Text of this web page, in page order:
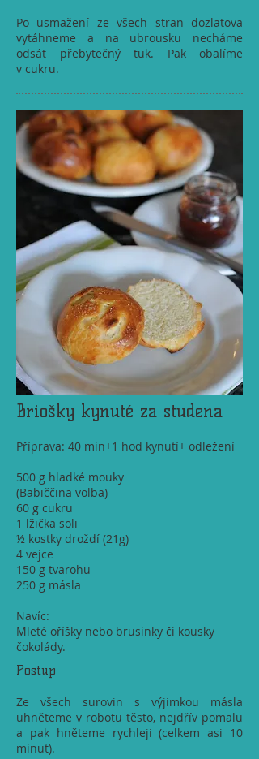
Po usmažení ze všech stran dozlatova
vytáhneme a na ubrousku necháme
odsát přebytečný tuk. Pak obalíme
v cukru.
Briošky kynuté za studena
Příprava: 40 min+1 hod kynutí+ odležení
500 g hladké mouky
(Babiččina volba)
60 g cukru
1 lžička soli
½ kostky droždí (21g)
4 vejce
150 g tvarohu
250 g másla
Navíc:
Mleté oříšky nebo brusinky či kousky
čokolády.
Postup
Ze všech surovin s výjimkou másla
uhněteme v robotu těsto, nejdřív pomalu
a pak hněteme rychleji (celkem asi 10
minut).